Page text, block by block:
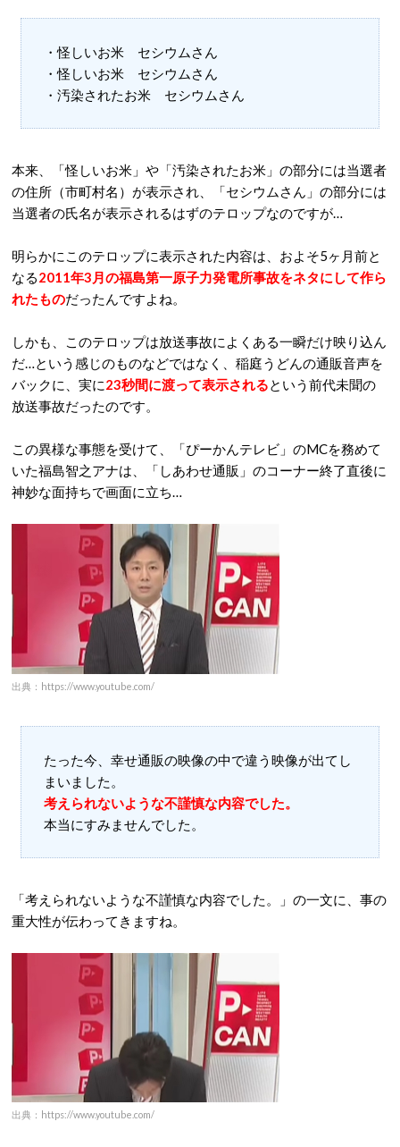
・怪しいお米 セシウムさん
・怪しいお米 セシウムさん
・汚染されたお米 セシウムさん
本来、「怪しいお米」や「汚染されたお米」の部分には当選者
の住所（市町村名）が表示され、「セシウムさん」の部分には
当選者の氏名が表示されるはずのテロップなのですが…
明らかにこのテロップに表示された内容は、およそ5ヶ月前と
なる2011年3月の福島第一原子力発電所事故をネタにして作ら
れたものだったんですよね。
しかも、このテロップは放送事故によくある一瞬だけ映り込ん
だ…という感じのものなどではなく、稲庭うどんの通販音声を
バックに、実に23秒間に渡って表示されるという前代未聞の
放送事故だったのです。
この異様な事態を受けて、「ぴーかんテレビ」のMCを務めて
いた福島智之アナは、「しあわせ通販」のコーナー終了直後に
神妙な面持ちで画面に立ち…
出典：https://www.youtube.com/
たった今、幸せ通販の映像の中で違う映像が出てし
まいました。
考えられないような不謹慎な内容でした。
本当にすみませんでした。
「考えられないような不謹慎な内容でした。」の一文に、事の
重大性が伝わってきますね。
出典：https://www.youtube.com/